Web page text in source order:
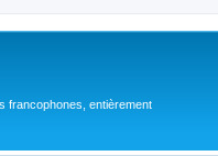
francophones, entièrement